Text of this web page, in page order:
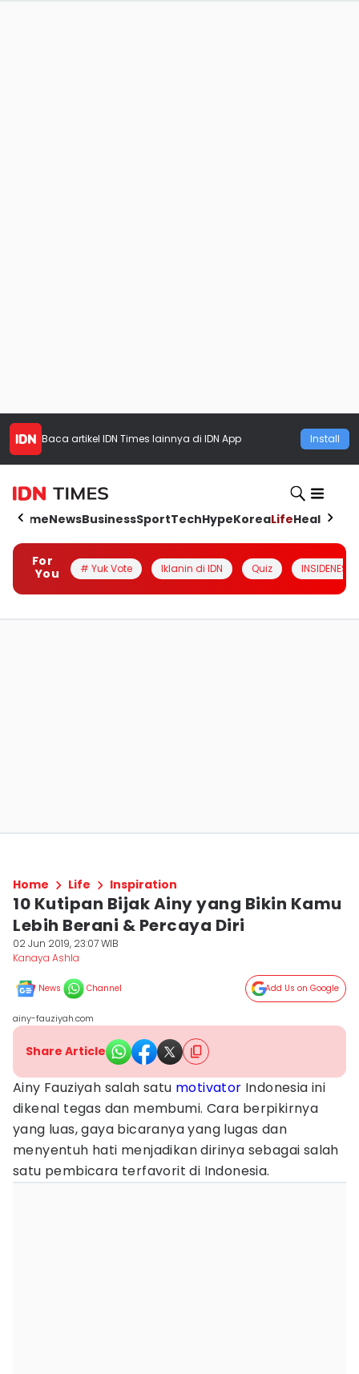
Baca artikel IDN Times lainnya di IDN App Install
HomeNewsBusinessSportTechHypeKoreaLifeHealth
For
You
# Yuk Vote Iklanin di IDN Quiz INSIDENESIA
Home Life Inspiration
10 Kutipan Bijak Ainy yang Bikin Kamu
Lebih Berani & Percaya Diri
02 Jun 2019, 23:07 WIB
Kanaya Ashla
News Channel Add Us on Google
ainy-fauziyah.com
Share Article
Ainy Fauziyah salah satu motivator Indonesia ini
dikenal tegas dan membumi. Cara berpikirnya
yang luas, gaya bicaranya yang lugas dan
menyentuh hati menjadikan dirinya sebagai salah
satu pembicara terfavorit di Indonesia.